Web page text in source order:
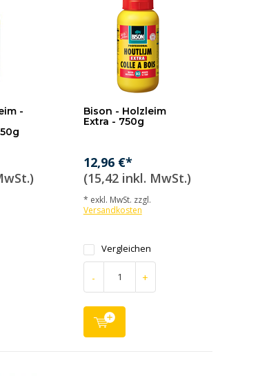
-
Bison - Holzleim
Extra - 750g
12,96 €*
(15,42 inkl. MwSt.)
* exkl. MwSt. zzgl.
Versandkosten
Vergleichen
- +